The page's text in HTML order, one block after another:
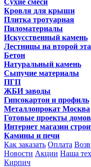
Кровля для крыши
Плитка тротуарная
Пиломатериалы
Искусственный камень
Лестницы на второй
Бетон
Натуральный камень
Сыпучие материалы
ПГП
ЖБИ заводы
Гипсокартон и профиль
Металлопрокат Москва
Готовые проекты домов
Интернет магазин
Камины и печи
Как заказать Оплата
Новости Акции Наша
Кирпич